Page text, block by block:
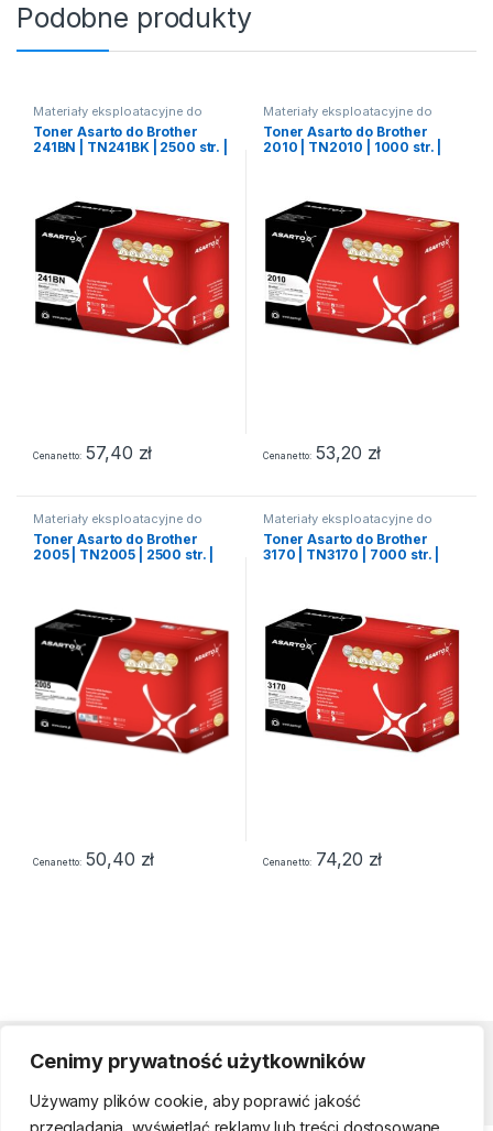
Cenimy prywatność użytkowników
Używamy plików cookie, aby poprawić jakość
przeglądania, wyświetlać reklamy lub treści dostosowane
Podobne produkty
Materiały eksploatacyjne do
drukarek laserowych
Toner Asarto do Brother
241BN | TN241BK | 2500 str. |
Cena netto 57,40 zł
Materiały eksploatacyjne do
drukarek laserowych
Toner Asarto do Brother
2010 | TN2010 | 1000 str. |
Cena netto 53,20 zł
Materiały eksploatacyjne do
drukarek laserowych
Toner Asarto do Brother
2005 | TN2005 | 2500 str. |
Cena netto 50,40 zł
Materiały eksploatacyjne do
drukarek laserowych
Toner Asarto do Brother
3170 | TN3170 | 7000 str. |
Cena netto 74,20 zł
Strefa klienta